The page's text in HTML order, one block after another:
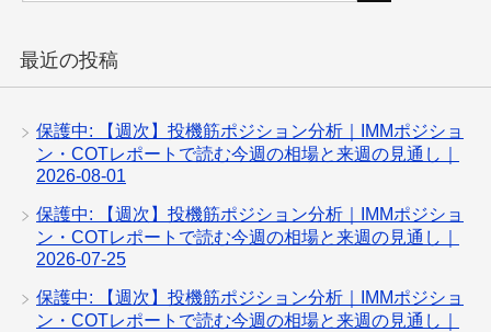
最近の投稿
保護中: 【週次】投機筋ポジション分析｜IMMポジショ
ン・COTレポートで読む今週の相場と来週の見通し｜
2026-08-01
保護中: 【週次】投機筋ポジション分析｜IMMポジショ
ン・COTレポートで読む今週の相場と来週の見通し｜
2026-07-25
保護中: 【週次】投機筋ポジション分析｜IMMポジショ
ン・COTレポートで読む今週の相場と来週の見通し｜